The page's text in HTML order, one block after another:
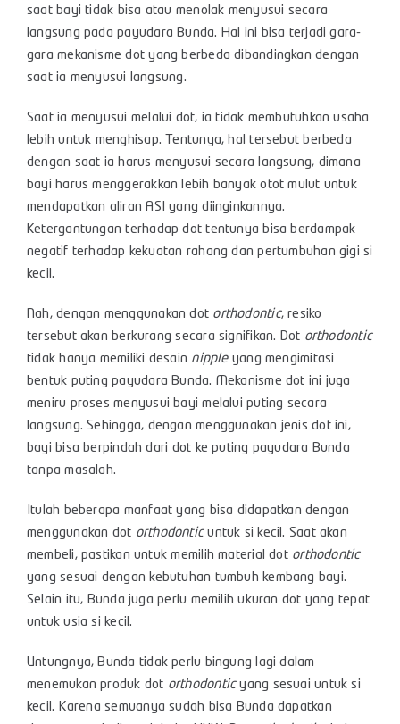
saat bayi tidak bisa atau menolak menyusui secara
langsung pada payudara Bunda. Hal ini bisa terjadi gara-
gara mekanisme dot yang berbeda dibandingkan dengan
saat ia menyusui langsung.
Saat ia menyusui melalui dot, ia tidak membutuhkan usaha
lebih untuk menghisap. Tentunya, hal tersebut berbeda
dengan saat ia harus menyusui secara langsung, dimana
bayi harus menggerakkan lebih banyak otot mulut untuk
mendapatkan aliran ASI yang diinginkannya.
Ketergantungan terhadap dot tentunya bisa berdampak
negatif terhadap kekuatan rahang dan pertumbuhan gigi si
kecil.
Nah, dengan menggunakan dot orthodontic, resiko
tersebut akan berkurang secara signifikan. Dot orthodontic
tidak hanya memiliki desain nippleyang mengimitasi
bentuk puting payudara Bunda. Mekanisme dot ini juga
meniru proses menyusui bayi melalui puting secara
langsung. Sehingga, dengan menggunakan jenis dot ini,
bayi bisa berpindah dari dot ke puting payudara Bunda
tanpa masalah.
Itulah beberapa manfaat yang bisa didapatkan dengan
menggunakan dot orthodonticuntuk si kecil. Saat akan
membeli, pastikan untuk memilih material dot orthodontic
yang sesuai dengan kebutuhan tumbuh kembang bayi.
Selain itu, Bunda juga perlu memilih ukuran dot yang tepat
untuk usia si kecil.
Untungnya, Bunda tidak perlu bingung lagi dalam
menemukan produk dot orthodonticyang sesuai untuk si
kecil. Karena semuanya sudah bisa Bunda dapatkan